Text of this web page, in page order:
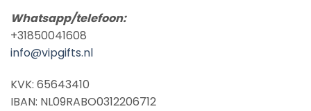
Whatsapp/telefoon:
+31850041608
info@vipgifts.nl
KVK: 65643410
IBAN: NL09RABO0312206712